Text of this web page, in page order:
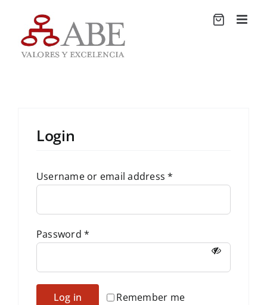
contenido
Login
Username or email address*
Password*
Remember me
Log in